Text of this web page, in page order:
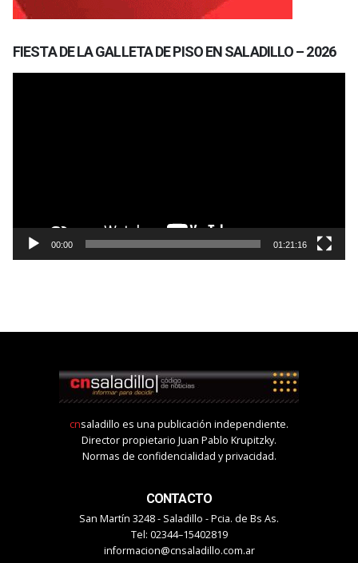
FIESTA DE LA GALLETA DE PISO EN SALADILLO – 2026
00:00 01:21:16
cnsaladillo es una publicación independiente.
Director propietario Juan Pablo Krupitzky.
Normas de confidencialidad y privacidad.
CONTACTO
San Martín 3248 - Saladillo - Pcia. de Bs As.
Tel: 02344–15402819
informacion@cnsaladillo.com.ar